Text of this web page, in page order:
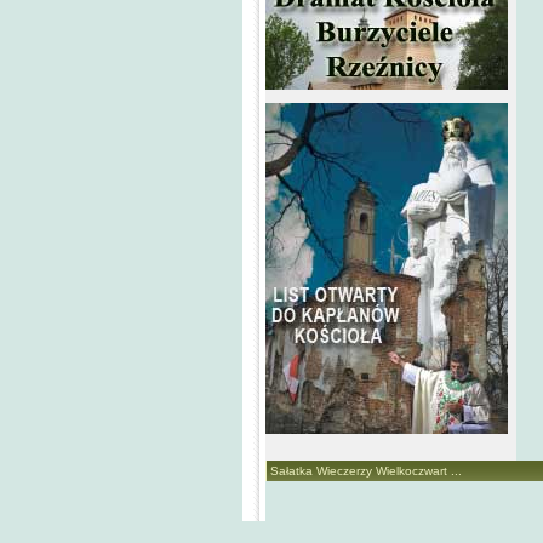
Sałatka Wieczerzy Wielkoczwart ...